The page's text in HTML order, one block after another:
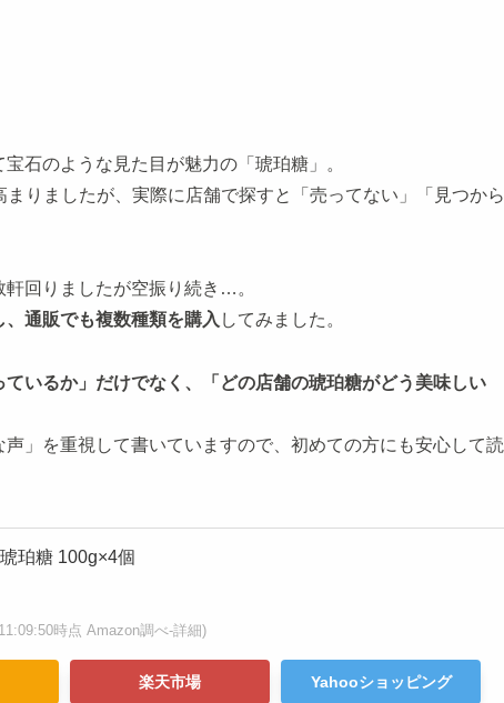
石のような見た目が魅力の「琥珀糖」。
りましたが、実際に店舗で探すと「売ってない」「見つから
回りましたが空振り続き…。
、通販でも複数種類を購入 してみました。
ているか」だけでなく、「どの店舗の琥珀糖がどう美味しい
」を重視して書いていますので、初めての方にも安心して読
珀糖 100g×4個
時点 Amazon調べ-詳細)
楽天市場 Yahooショッピング